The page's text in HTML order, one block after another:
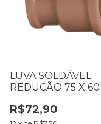
LUVA SOLDÁVEL
REDUÇÃO 75 X 60
R$72,90